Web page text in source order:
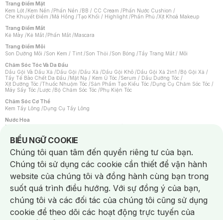
Trang Điểm Mặt
Kem Lót /Kem Nền /Phấn Nền /BB / CC Cream /Phấn Nước Cushion /
Che Khuyết Điểm /Má Hồng /Tạo Khối / Highlight /Phấn Phủ /Xịt Khoá Makeup
Trang Điểm Mắt
Kẻ Mày /Kẻ Mắt /Phấn Mắt /Mascara
Trang Điểm Môi
Son Dưỡng Môi /Son Kem / Tint /Son Thỏi /Son Bóng /Tẩy Trang Mắt / Môi
Chăm Sóc Tóc Và Da Đầu
Dầu Gội Và Dầu Xả /Dầu Gội /Dầu Xả /Dầu Gội Khô /Dầu Gội Xả 2in1 /Bộ Gội Xả /
Tẩy Tế Bào Chết Da Đầu /Mặt Nạ / Kem Ủ Tóc /Serum / Dầu Dưỡng Tóc /
Xịt Dưỡng Tóc /Thuốc Nhuộm Tóc /Sản Phẩm Tạo Kiểu Tóc /Dụng Cụ Chăm Sóc Tóc /
Máy Sấy Tóc /Lược /Bộ Chăm Sóc Tóc /Phụ Kiện Tóc
Chăm Sóc Cơ Thể
Kem Tẩy Lông /Dụng Cụ Tẩy Lông
Nước Hoa
Nước Hoa Nữ
Chăm Sóc Cá Nhân
Chống Muỗi /Khẩu Trang /Máy Massage/Mặt Nạ Xông Hơi /Nước Rửa Tay/
Sản Phẩm Chăm Sóc Khác /Bàn Chải Đánh Răng /Bàn Chải Điện/
Hỗ Trợ Trắng Răng/Kem Đánh Răng /Máy Tăm Nước/ Nước Súc Miệng/
Tăm / Chỉ Nha Khoa/ Xịt Thơm Miệng / Dung Dịch Vệ Sinh/Dưỡng Vùng Kín/
Khăn Ướt Vệ Sinh Vùng Kín/Băng Vệ Sinh/Tampon/Bọt Cạo Râu /Dao Cạo Râu/
Máy Cạo Râu
Vấn Đề Về Da
Da Dầu / Lỗ Chân Lông To/ Da Khô / Mất Nước/ Da Lão Hóa/ Da Mụn/
Da Nhạy Cảm / Kích Ứng
Da Xỉn Màu Thâm / Nám / Tàn Nhang
Quầng Thâm & Bọng Mắt /Sẹo /Viêm Da Cơ Địa
BIỂU NGỮ COOKIE
Notice about cookies usage
Chúng tôi quan tâm đến quyền riêng tư của bạn.
Chúng tôi sử dụng các cookie cần thiết để vận hành
website của chúng tôi và đồng hành cùng bạn trong
suốt quá trình điều hướng. Với sự đồng ý của bạn,
chúng tôi và các đối tác của chúng tôi cũng sử dụng
cookie để theo dõi các hoạt động trực tuyến của